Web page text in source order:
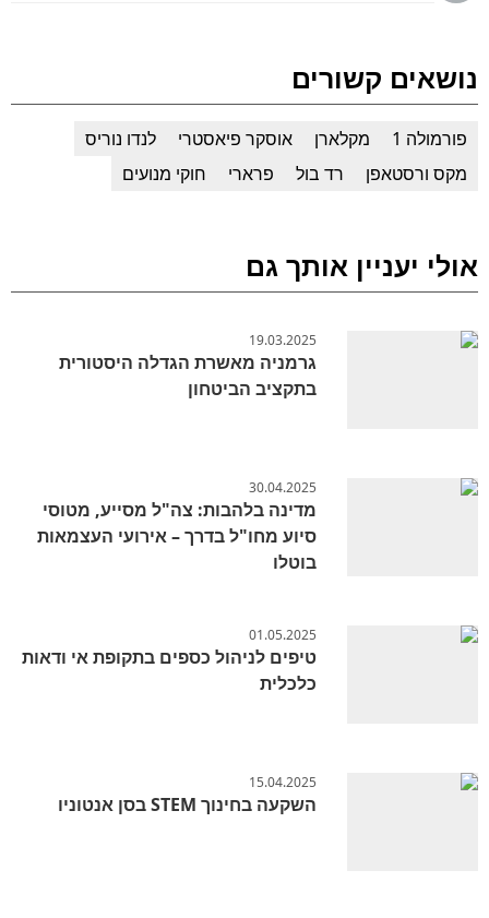
נושאים קשורים
פורמולה 1 מקלארן אוסקר פיאסטרי
לנדו נוריס
מקס ורסטאפן
רד בול פרארי חוקי מנועים
אולי יעניין אותך גם
19.03.2025
גרמניה מאשרת הגדלה היסטורית
בתקציב הביטחון
30.04.2025
מדינה בלהבות: צה"ל מסייע, מטוסי
סיוע מחו"ל בדרך – אירועי העצמאות
בוטלו
01.05.2025
טיפים לניהול כספים בתקופת אי ודאות
כלכלית
15.04.2025
השקעה בחינוך STEM בסן אנטוניו